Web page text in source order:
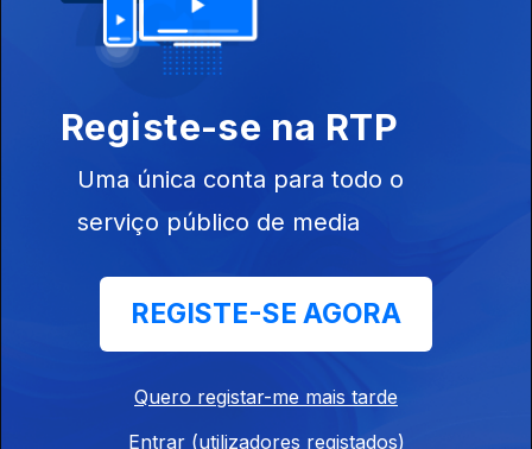
superior
07 ago. 2026
governo
8h PS pede decisões ao Primeiro-Ministro no
caso Luís Neves
Registe-se na RTP
Uma única conta para todo o
serviço público de media
REGISTE-SE AGORA
Quero registar-me mais tarde
Entrar (utilizadores registados)